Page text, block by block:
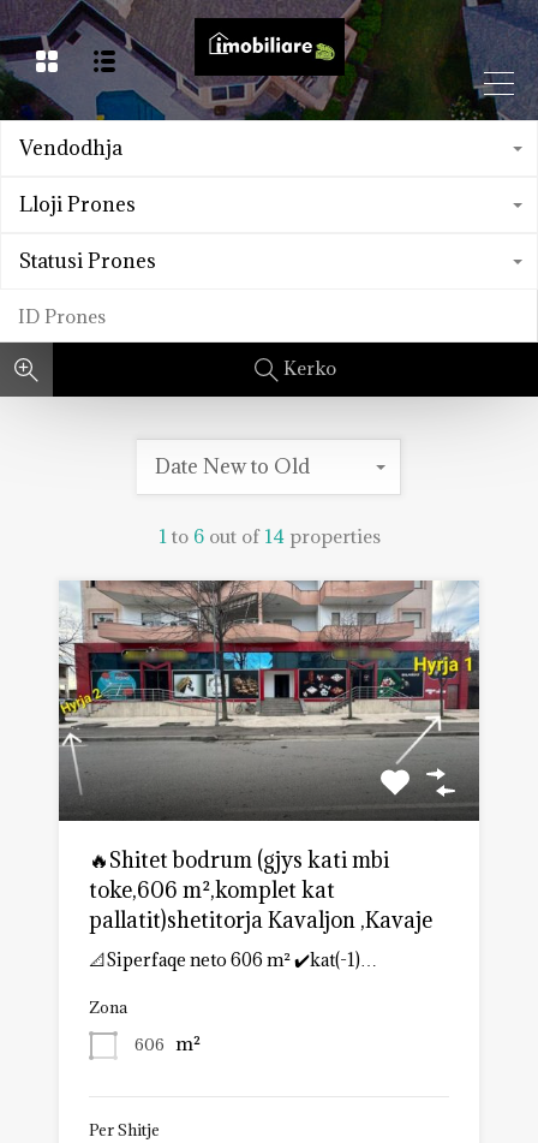
Vendodhja
Lloji Prones
Statusi Prones
Kerko
1 to 6 out of 14 properties
Date New to Old
🔥Shitet bodrum (gjys kati mbi
toke,606 m²,komplet kat
pallatit)shetitorja Kavaljon ,Kavaje
📐Siperfaqe neto 606 m² ✔️kat(-1)…
Zona
606 m²
Per Shitje